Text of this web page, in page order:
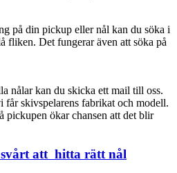
på din pickup eller nål kan du söka i
fliken. Det fungerar även att söka på
nålar kan du skicka ett mail till oss.
skivspelarens fabrikat och modell.
pickupen ökar chansen att det blir
att hitta rätt nål